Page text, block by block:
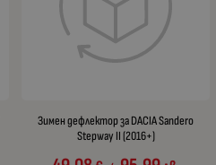
Зимен дефлектор за DACIA Sandero
Stepway II (2016+)